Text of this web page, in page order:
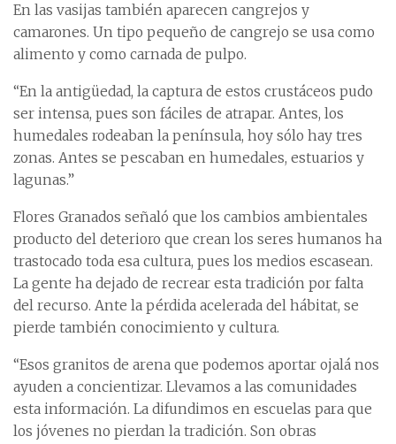
En las vasijas también aparecen cangrejos y
camarones. Un tipo pequeño de cangrejo se usa como
alimento y como carnada de pulpo.
“En la antigüedad, la captura de estos crustáceos pudo
ser intensa, pues son fáciles de atrapar. Antes, los
humedales rodeaban la península, hoy sólo hay tres
zonas. Antes se pescaban en humedales, estuarios y
lagunas.”
Flores Granados señaló que los cambios ambientales
producto del deterioro que crean los seres humanos ha
trastocado toda esa cultura, pues los medios escasean.
La gente ha dejado de recrear esta tradición por falta
del recurso. Ante la pérdida acelerada del hábitat, se
pierde también conocimiento y cultura.
“Esos granitos de arena que podemos aportar ojalá nos
ayuden a concientizar. Llevamos a las comunidades
esta información. La difundimos en escuelas para que
los jóvenes no pierdan la tradición. Son obras